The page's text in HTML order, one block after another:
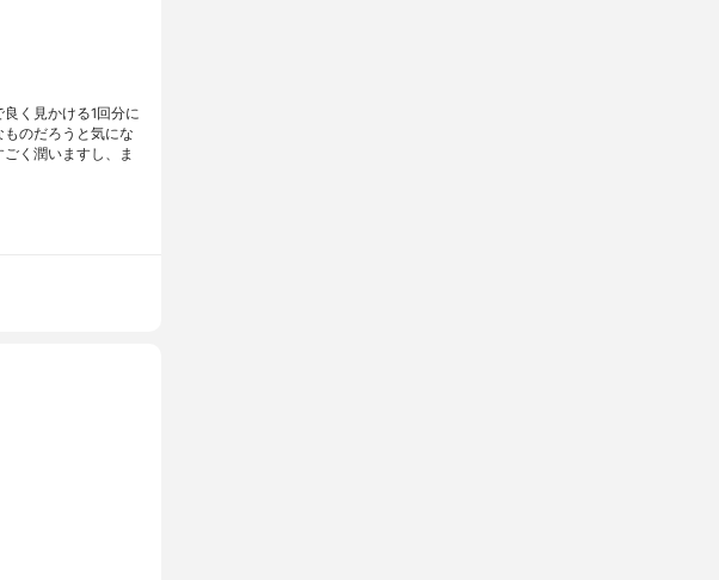
く見かける1回分に
のだろうと気にな
く潤いますし、ま